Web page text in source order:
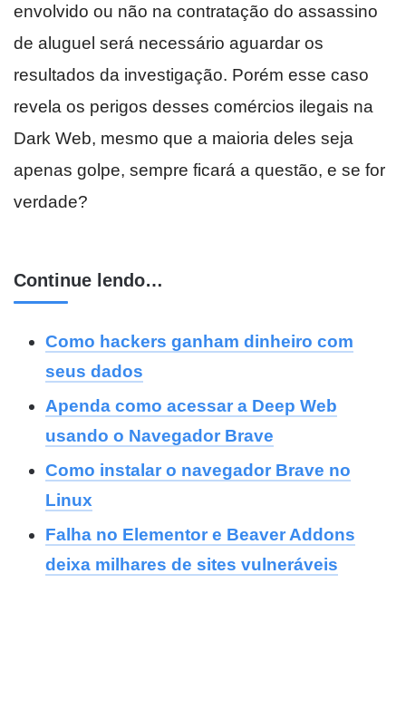
envolvido ou não na contratação do assassino
de aluguel será necessário aguardar os
resultados da investigação. Porém esse caso
revela os perigos desses comércios ilegais na
Dark Web, mesmo que a maioria deles seja
apenas golpe, sempre ficará a questão, e se for
verdade?
Continue lendo…
Como hackers ganham dinheiro com
seus dados
Apenda como acessar a Deep Web
usando o Navegador Brave
Como instalar o navegador Brave no
Linux
Falha no Elementor e Beaver Addons
deixa milhares de sites vulneráveis